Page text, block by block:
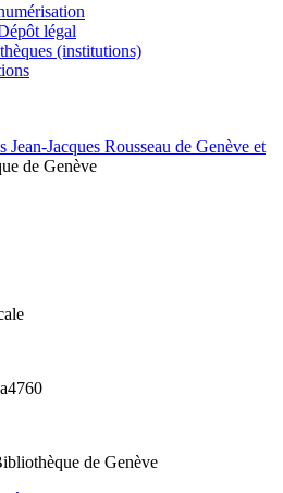
légal
(institutions)
de Genève